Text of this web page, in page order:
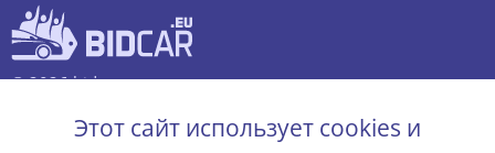
© 2026 bidcar.eu
Этот сайт использует cookies и